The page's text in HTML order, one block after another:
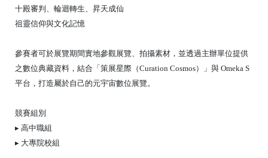
十殿審判、輪迴轉生、昇天成仙
祖靈信仰與文化記憶
參賽者可於展覽期間實地參觀展覽、拍攝素材，並透過主辦單位提供
之數位典藏資料，結合「策展星際（Curation Cosmos）」與 Omeka S
平台，打造屬於自己的元宇宙數位展覽。
競賽組別
▸ 高中職組
▸ 大專院校組